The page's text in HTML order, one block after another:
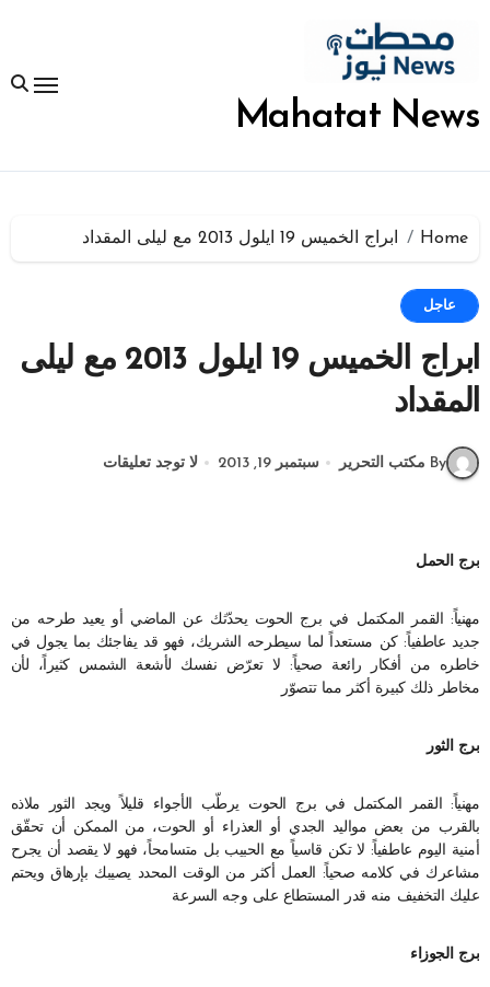
المحتوى
Mahatat News
Home ابراج الخميس 19 ايلول 2013 مع ليلى المقداد
عاجل
ابراج الخميس 19 ايلول 2013 مع ليلى
المقداد
By مكتب التحرير سبتمبر 19, 2013 لا توجد تعليقات
برج الحمل
مهنياً: القمر المكتمل في برج الحوت يحدّثك عن الماضي أو يعيد طرحه من
جديد عاطفياً: كن مستعداً لما سيطرحه الشريك، فهو قد يفاجئك بما يجول في
خاطره من أفكار رائعة صحياً: لا تعرّض نفسك لأشعة الشمس كثيراً، لأن
مخاطر ذلك كبيرة أكثر مما تتصوّر
برج الثور
مهنياً: القمر المكتمل في برج الحوت يرطّب الأجواء قليلاً ويجد الثور ملاذه
بالقرب من بعض مواليد الجدي أو العذراء أو الحوت، من الممكن أن تحقّق
أمنية اليوم عاطفياً: لا تكن قاسياً مع الحبيب بل متسامحاً، فهو لا يقصد أن يجرح
مشاعرك في كلامه صحياً: العمل أكثر من الوقت المحدد يصيبك بإرهاق ويحتم
عليك التخفيف منه قدر المستطاع على وجه السرعة
برج الجوزاء